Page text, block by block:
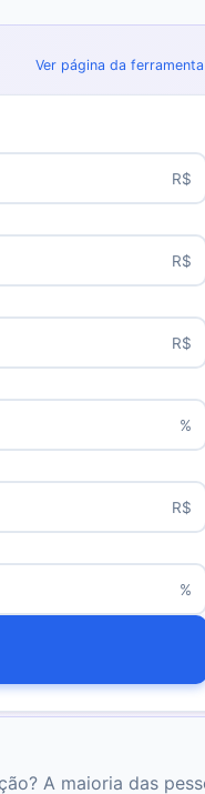
Ver página da ferramenta
R$
R$
R$
%
R$
%
A maioria das